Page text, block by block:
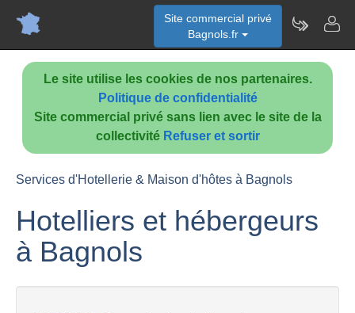
Le site utilise les cookies de nos partenaires.
Politique de confidentialité
Site commercial privé sans lien avec le site de la
collectivité Refuser et sortir
Site commercial privé
Bagnols.fr
Services d'Hotellerie & Maison d'hôtes à Bagnols
Hotelliers et hébergeurs
à Bagnols